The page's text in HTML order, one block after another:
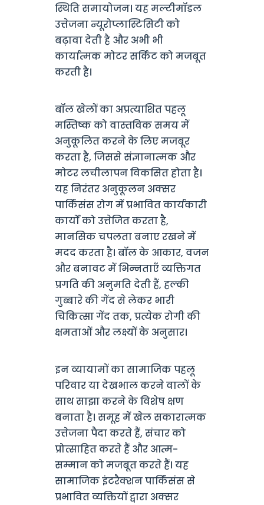
स्थिति समायोजन। यह मल्टीमॉडल
उत्तेजना न्यूरोप्लास्टिसिटी को
बढ़ावा देती है और अभी भी
कार्यात्मक मोटर सर्किट को मजबूत
करती है।
बॉल खेलों का अप्रत्याशित पहलू
मस्तिष्क को वास्तविक समय में
अनुकूलित करने के लिए मजबूर
करता है, जिससे संज्ञानात्मक और
मोटर लचीलापन विकसित होता है।
यह निरंतर अनुकूलन अक्सर
पार्किंसंस रोग में प्रभावित कार्यकारी
कार्यों को उत्तेजित करता है,
मानसिक चपलता बनाए रखने में
मदद करता है। बॉल के आकार, वजन
और बनावट में भिन्नताएँ व्यक्तिगत
प्रगति की अनुमति देती हैं, हल्की
गुब्बारे की गेंद से लेकर भारी
चिकित्सा गेंद तक, प्रत्येक रोगी की
क्षमताओं और लक्ष्यों के अनुसार।
इन व्यायामों का सामाजिक पहलू
परिवार या देखभाल करने वालों के
साथ साझा करने के विशेष क्षण
बनाता है। समूह में खेल सकारात्मक
उत्तेजना पैदा करते हैं, संचार को
प्रोत्साहित करते हैं और आत्म-
सम्मान को मजबूत करते हैं। यह
सामाजिक इंटरैक्शन पार्किंसंस से
प्रभावित व्यक्तियों द्वारा अक्सर